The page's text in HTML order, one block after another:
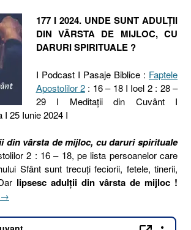
177 I 2024. UNDE SUNT ADULȚII
DIN VÂRSTA DE MIJLOC, CU
DARURI SPIRITUALE ?
I Podcast I Pasaje Biblice : Faptele
Apostolilor 2: 16 – 18 I Ioel 2 : 28 –
29 I Meditaţii din Cuvânt I
I 25 Iunie 2024 I
din vârsta de mijloc, cu daruri spirituale
2 : 16 – 18, pe lista persoanelor care
Sfânt sunt trecuți feciorii, fetele, tinerii,
lipsesc adulții din vârsta de mijloc !
„177
2024.
→